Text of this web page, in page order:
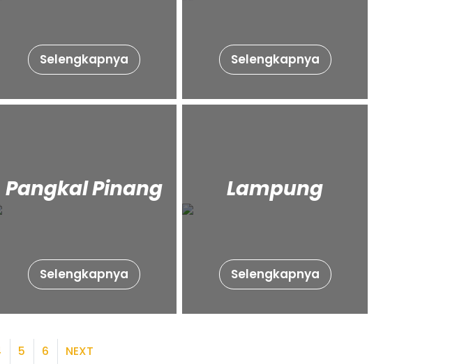
Selengkapnya Selengkapnya
Pangkal Pinang
Selengkapnya
Lampung
Selengkapnya
5 6 NEXT